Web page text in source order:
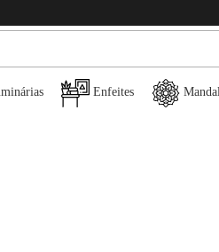
Enfeites